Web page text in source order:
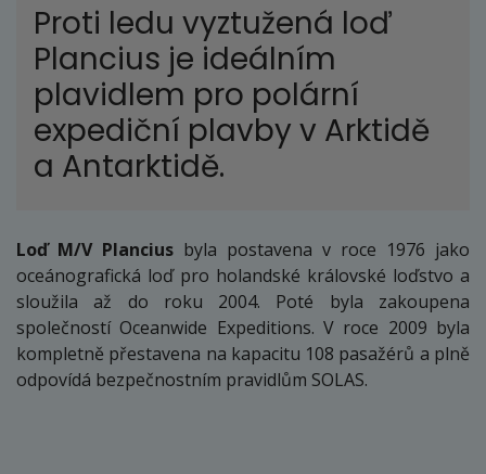
Proti ledu vyztužená loď
Plancius je ideálním
plavidlem pro polární
expediční plavby v Arktidě
a Antarktidě.
Loď M/V Plancius byla postavena v roce 1976 jako
oceánografická loď pro holandské královské loďstvo a
sloužila až do roku 2004. Poté byla zakoupena
společností Oceanwide Expeditions. V roce 2009 byla
kompletně přestavena na kapacitu 108 pasažérů a plně
odpovídá bezpečnostním pravidlům SOLAS.